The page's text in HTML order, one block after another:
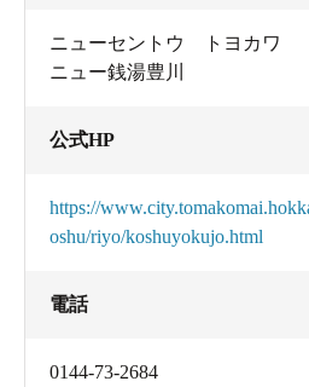
ニューセントウ トヨカワ
ニュー銭湯豊川
公式HP
https://
oshu/riyo/koshuyokujo.html
電話
0144-73-2684